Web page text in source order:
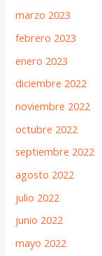
marzo 2023
febrero 2023
enero 2023
diciembre 2022
noviembre 2022
octubre 2022
septiembre 2022
agosto 2022
julio 2022
junio 2022
mayo 2022